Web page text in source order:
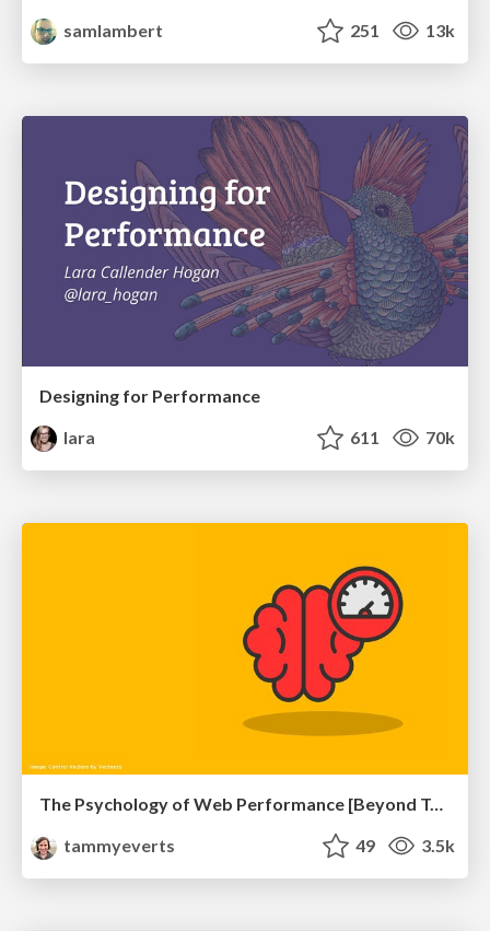
samlambert
251 13k
Designing for Performance
lara
611 70k
The Psychology of Web Performance [Beyond Tellerrand 2023]
tammyeverts
49 3.5k